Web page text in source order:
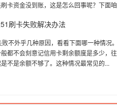
卡资金没到账，这是怎么回事呢？下面
刷卡失败解决办法
不外乎几种原因，看看下面哪一种情况
都不会刻意记信用卡剩余额度是多少，
不是余额不够了。这种情况最常见的...